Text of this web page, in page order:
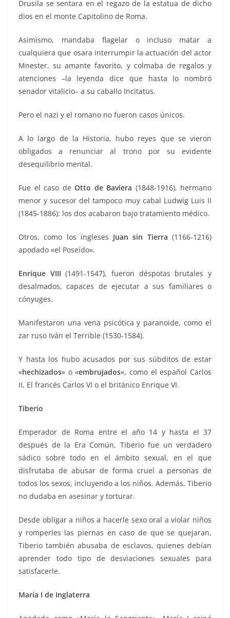
Drusila se sentara en el regazo de la estatua de dicho
dios en el monte Capitolino de Roma.
Asimismo, mandaba flagelar o incluso matar a
cualquiera que osara interrumpir la actuación del actor
Mnester, su amante favorito, y colmaba de regalos y
atenciones –la leyenda dice que hasta lo nombró
senador vitalicio– a su caballo Incitatus.
Pero el nazi y el romano no fueron casos únicos.
A lo largo de la Historia, hubo reyes que se vieron
obligados a renunciar al trono por su evidente
desequilibrio mental.
Fue el caso de Otto de Baviera (1848-1916), hermano
menor y sucesor del tampoco muy cabal Ludwig Luis II
(1845-1886): los dos acabaron bajo tratamiento médico.
Otros, como los ingleses Juan sin Tierra (1166-1216)
apodado «el Poseído».
Enrique VIII (1491-1547), fueron déspotas brutales y
desalmados, capaces de ejecutar a sus familiares o
cónyuges.
Manifestaron una vena psicótica y paranoide, como el
zar ruso Iván el Terrible (1530-1584).
Y hasta los hubo acusados por sus súbditos de estar
«hechizados» o «embrujados«, como el español Carlos
II, El francés Carlos VI o el británico Enrique VI.
Tiberio
Emperador de Roma entre el año 14 y hasta el 37
después de la Era Común, Tiberio fue un verdadero
sádico sobre todo en el ámbito sexual, en el que
disfrutaba de abusar de forma cruel a personas de
todos los sexos, incluyendo a los niños. Además, Tiberio
no dudaba en asesinar y torturar.
Desde obligar a niños a hacerle sexo oral a violar niños
y romperles las piernas en caso de que se quejaran,
Tiberio también abusaba de esclavos, quienes debían
aprender todo tipo de desviaciones sexuales para
satisfacerle.
María I de Inglaterra